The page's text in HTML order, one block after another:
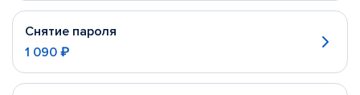
Снятие пароля
1 090 ₽